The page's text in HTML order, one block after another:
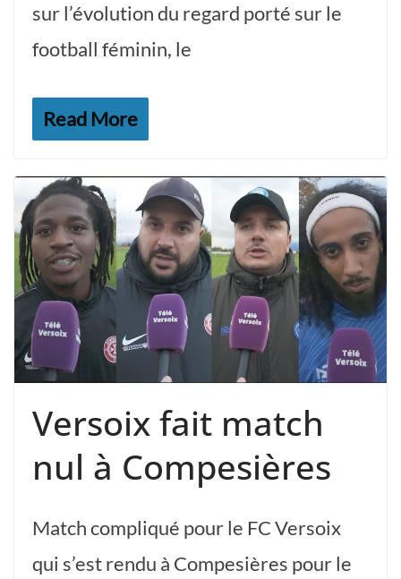
sur l’évolution du regard porté sur le
football féminin, le
Read More
Versoix fait match
nul à Compesières
Match compliqué pour le FC Versoix
qui s’est rendu à Compesières pour le